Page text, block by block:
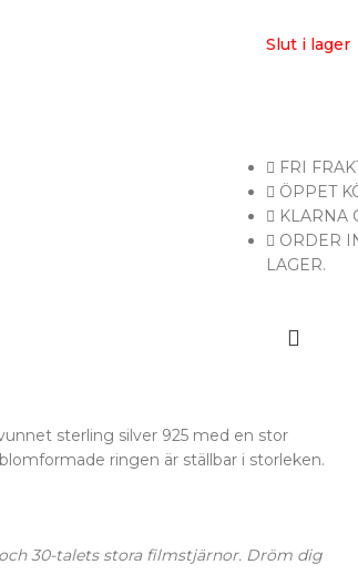
Slut i lager
FRI
ÖPPET
KLARNA
ORDER
LAGER.
sterling silver 925 med en stor
ringen är ställbar i storleken.
30-talets stora filmstjärnor. Dröm dig